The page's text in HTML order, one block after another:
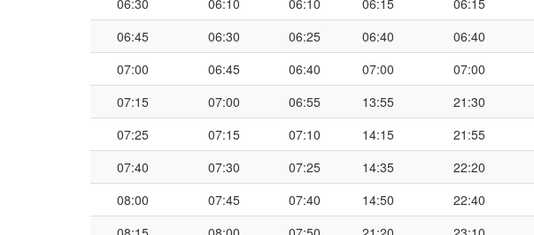
06:30
06:10 06:10 06:15 06:15
06:45
06:30 06:25 06:40 06:40
07:00
06:45 06:40 07:00 07:00
07:15
07:00 06:55 13:55 21:30
07:25
07:15 07:10 14:15 21:55
07:40
07:30 07:25 14:35 22:20
08:00
07:45 07:40 14:50 22:40